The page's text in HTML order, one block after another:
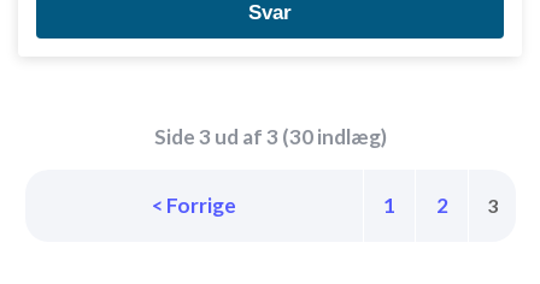
Svar
Side 3 ud af 3 (30 indlæg)
< Forrige 1 2 3